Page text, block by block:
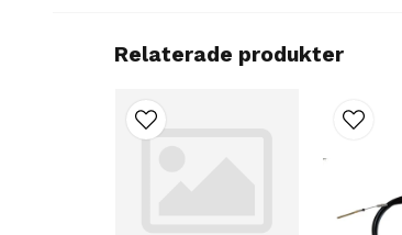
Relaterade produkter